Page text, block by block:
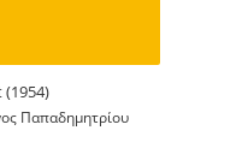
Παπαδημητρίου